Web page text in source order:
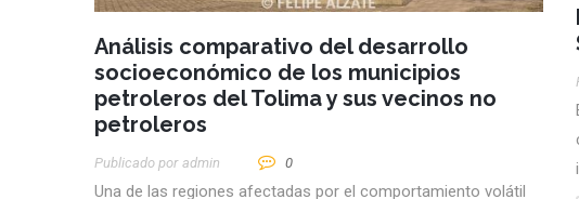
Análisis comparativo del desarrollo
socioeconómico de los municipios
petroleros del Tolima y sus vecinos no
petroleros
Publicado por Admin 0
Una de las regiones afectadas por el comportamiento volátil